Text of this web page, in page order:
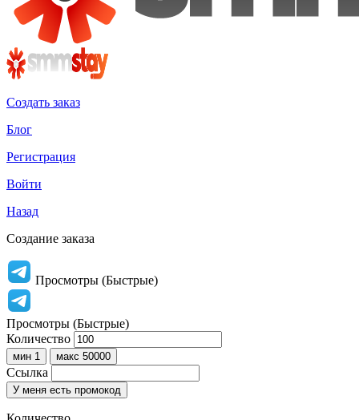
Создать заказ
Блог
Регистрация
Войти
Назад
Создание заказа
Просмотры (Быстрые)
Просмотры (Быстрые)
Количество
мин 1 макс 50000
Ссылка
У меня есть промокод